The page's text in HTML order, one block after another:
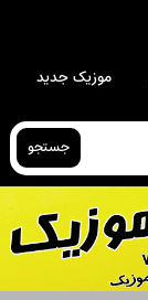
موزیک جدید
جستجو